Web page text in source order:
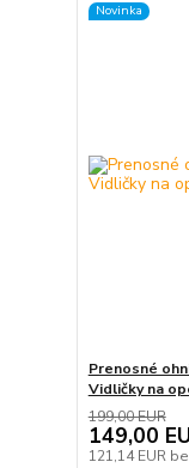
Novinka
Prenosné
Vidličky na
199,00 EUR
149,00
121,14 EUR